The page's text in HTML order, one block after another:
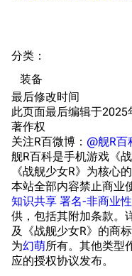
收藏室
宿舍与家具
餐厅与料理
浴室
学院与战术
放映厅
战区支队基地
工程局
特别船坞
历
舰
舰
舰
舰
舰
分类 ：​
装备
最后修改时间
此页面最后编辑于2025
著作权
关注R百微博： @舰R百
舰R百科是手机游戏《
《战舰少女R》为核心
本站全部内容禁止商业
知识共享 署名-非商业
供，包括其附加条款。
及《战舰少女R》的商
为幻萌所有。其他类型
应的授权协议发布。